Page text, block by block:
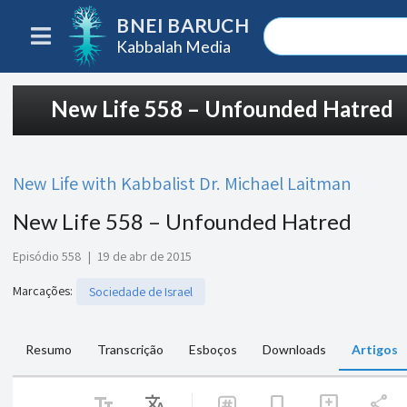
BNEI BARUCH
Kabbalah Media
New Life 558 – Unfounded Hatred
New Life with Kabbalist Dr. Michael Laitman
New Life 558 – Unfounded Hatred
Episódio 558 | 19 de abr de 2015
Marcações: Sociedade de Israel
Resumo Transcrição Esboços Downloads Artigos